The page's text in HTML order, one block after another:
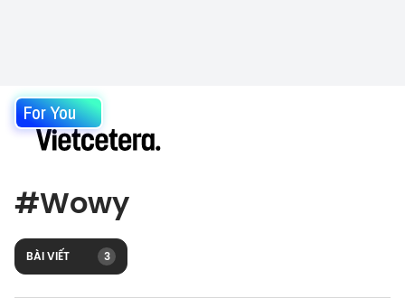
For You
#Wowy
BÀI VIẾT 3